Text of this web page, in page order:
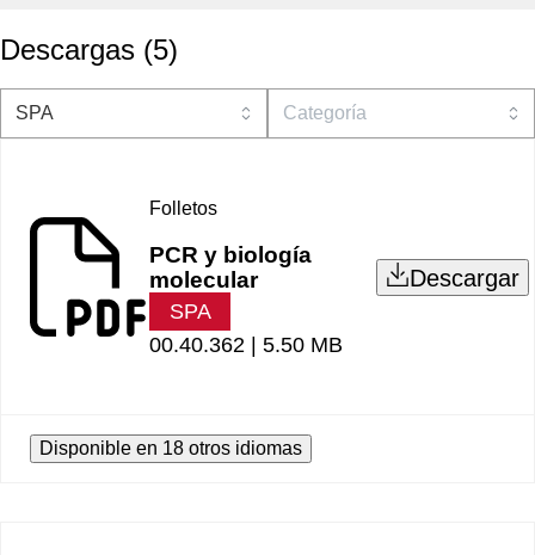
Descargas (5)
Folletos
PCR y biología
molecular
SPA
00.40.362 | 5.50 MB
Descargar
Disponible en 18 otros idiomas